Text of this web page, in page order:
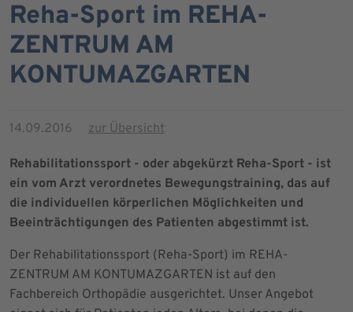
Reha-Sport im REHA-
ZENTRUM AM
KONTUMAZGARTEN
14.09.2016 zur Übersicht
Rehabilitationssport - oder abgekürzt Reha-Sport - ist
ein vom Arzt verordnetes Bewegungstraining, das auf
die individuellen körperlichen Möglichkeiten und
Beeinträchtigungen des Patienten abgestimmt ist.
Der Rehabilitationssport (Reha-Sport) im REHA-
ZENTRUM AM KONTUMAZGARTEN ist auf den
Fachbereich Orthopädie ausgerichtet. Unser Angebot